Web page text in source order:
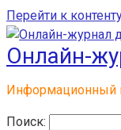
Перейти к
Онлайн-
Информационный
Поиск: